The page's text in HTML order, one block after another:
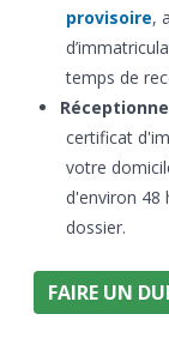
provisoire,
temps de
certificat
votre
d'environ 48
dossier.
FAIRE UN